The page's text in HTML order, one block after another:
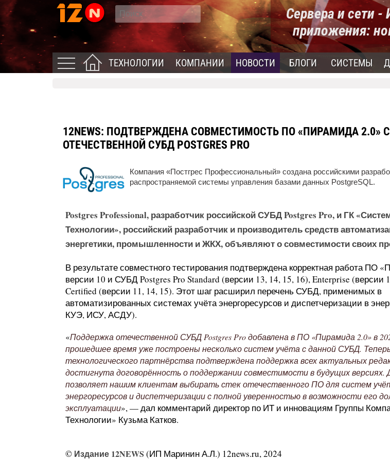
Сервера и сети
приложения:
ТЕХНОЛОГИИ КОМПАНИИ НОВОСТИ БЛОГИ СИСТЕМЫ
12NEWS: ПОДТВЕРЖДЕНА СОВМЕСТИМОСТЬ ПО «ПИРАМИДА 2.0» С
ОТЕЧЕСТВЕННОЙ СУБД POSTGRES PRO
Компания «Постгрес Профессиональный» создана российскими
распространяемой системы управления базами данных PostgreSQL.
Postgres Professional, разработчик российской СУБД Postgres Pro, и ГК
Технологии», российский разработчик и производитель средств
энергетики, промышленности и ЖКХ, объявляют о совместимости своих
В результате совместного тестирования подтверждена корректная работа ПО
версии 10 и СУБД Postgres Pro Standard (версии 13, 14, 15, 16), Enterprise (версии
Certified (версии 11, 14, 15). Этот шаг расширил перечень СУБД, применимых в
автоматизированных системах учёта энергоресурсов и диспетчеризации в
КУЭ, ИСУ, АСДУ).
«Поддержка отечественной СУБД Postgres Pro добавлена в ПО «Пирамида 2.0» в
прошедшее время уже построены несколько систем учёта с данной СУБД.
технологического партнёрства подтверждена поддержка всех актуальных
достигнута договорённость о поддержании совместимости в будущих
позволяет нашим клиентам выбирать стек отечественного ПО для систем
энергоресурсов и диспетчеризации с полной уверенностью в возможности его
эксплуатации», — дал комментарий директор по ИТ и инновациям Группы
Технологии» Кузьма Катков.
© Издание 12NEWS (ИП Маринин А.Л.) 12news.ru, 2024